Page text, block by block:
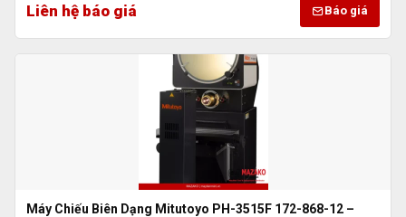
Liên hệ báo giá Báo giá
Máy Chiếu Biên Dạng Mitutoyo PH-3515F 172-868-12 –